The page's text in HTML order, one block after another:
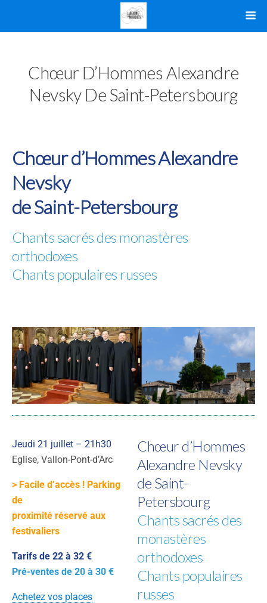
Chœur D’Hommes Alexandre
Nevsky De Saint-Petersbourg
Chœur d’Hommes Alexandre
Nevsky
de Saint-Petersbourg
Chants sacrés des monastères
orthodoxes
Chants populaires russes
Jeudi 21 juillet – 21h30
Eglise, Vallon-Pont-d’Arc
> Facile d’accès ! Parking
de
proximité réservé aux
festivaliers
Tarifs de 22 à 32 €
Pré-ventes de 20 à 30 €
Achetez vos places
Chœur d’Hommes
Alexandre Nevsky
de Saint-
Petersbourg
Chants sacrés des
monastères
orthodoxes
Chants populaires
russes